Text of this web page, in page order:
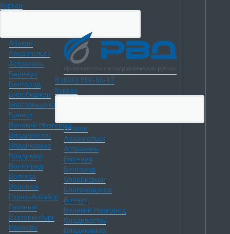
Курган
Абакан
Архангельск
Астрахань
Барнаул
Белгород
Биробиджан
Благовещенск
Брянск
Великий Новгород
Владивосток
Владикавказ
Владимир
Волгоград
Вологда
Воронеж
Горно-Алтайск
Грозный
Екатеринбург
Иваново
8 (800) 550-66-17
Курган
Абакан
Архангельск
Астрахань
Барнаул
Белгород
Биробиджан
Благовещенск
Брянск
Великий Новгород
Владивосток
Владикавказ